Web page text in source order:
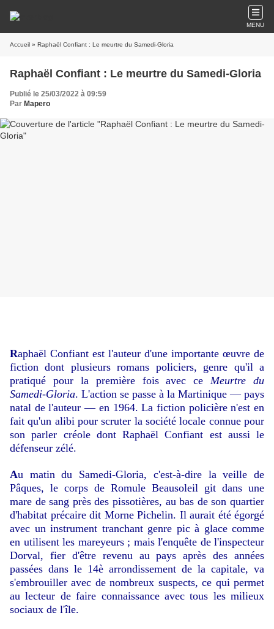
MENU
Accueil » Raphaël Confiant : Le meurtre du Samedi-Gloria
Raphaël Confiant : Le meurtre du Samedi-Gloria
Publié le 25/03/2022 à 09:59
Par Mapero
Raphaël Confiant est l'auteur d'une importante œuvre de
fiction dont plusieurs romans policiers, genre qu'il a
pratiqué pour la première fois avec ceMeurtre du
Samedi-Gloria. L'action se passe à la Martinique — pays
natal de l'auteur — en 1964. La fiction policière n'est en
fait qu'un alibi pour scruter la société locale connue pour
son parler créole dont Raphaël Confiant est aussi le
défenseur zélé.
Au matin du Samedi-Gloria, c'est-à-dire la veille de
Pâques, le corps de Romule Beausoleil git dans une
mare de sang près des pissotières, au bas de son quartier
d'habitat précaire dit Morne Pichelin. Il aurait été égorgé
avec un instrument tranchant genre pic à glace comme
en utilisent les mareyeurs ; mais l'enquête de l'inspecteur
Dorval, fier d'être revenu au pays après des années
passées dans le 14è arrondissement de la capitale, va
s'embrouiller avec de nombreux suspects, ce qui permet
au lecteur de faire connaissance avec tous les milieux
sociaux de l'île.